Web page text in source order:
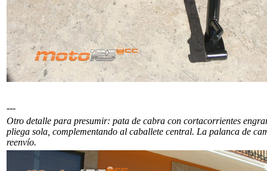
---
Otro detalle para presumir: pata de cabra con cortacorrientes
pliega sola, complementando al caballete central. La palanca de
reenvío.